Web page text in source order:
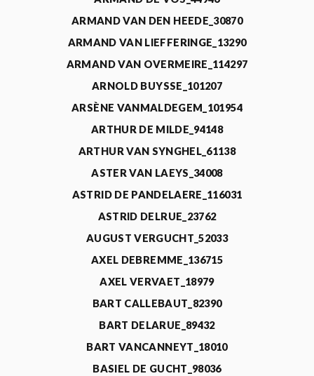
ARMAND VAN DEN HEEDE_30870
ARMAND VAN LIEFFERINGE_13290
ARMAND VAN OVERMEIRE_114297
ARNOLD BUYSSE_101207
ARSÈNE VANMALDEGEM_101954
ARTHUR DE MILDE_94148
ARTHUR VAN SYNGHEL_61138
ASTER VAN LAEYS_34008
ASTRID DE PANDELAERE_116031
ASTRID DELRUE_23762
AUGUST VERGUCHT_52033
AXEL DEBREMME_136715
AXEL VERVAET_18979
BART CALLEBAUT_82390
BART DELARUE_89432
BART VANCANNEYT_18010
BASIEL DE GUCHT_98036